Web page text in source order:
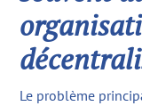
Le problème